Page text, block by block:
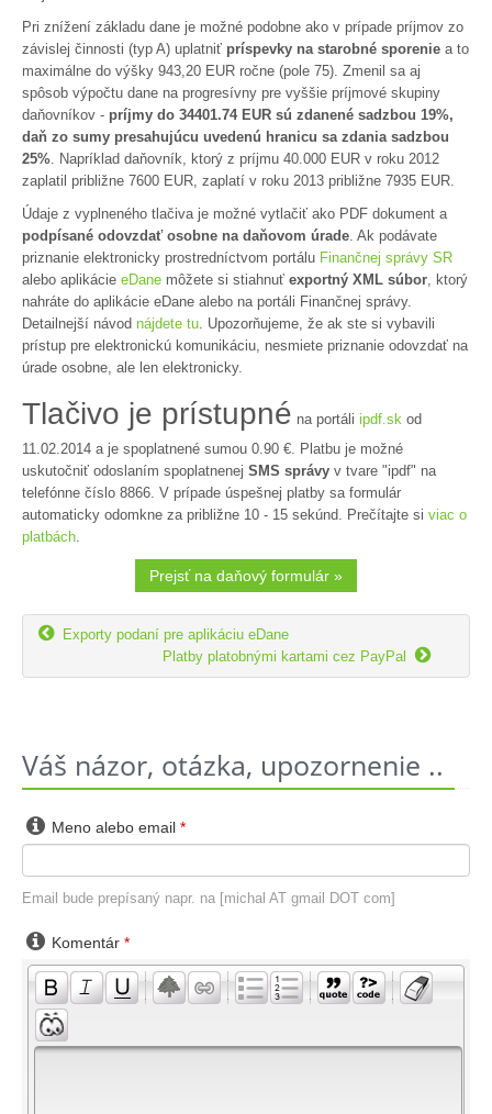
Pri znížení základu dane je možné podobne ako v prípade príjmov zo
závislej činnosti (typ A) uplatniť príspevky na starobné sporenie a to
maximálne do výšky 943,20 EUR ročne (pole 75). Zmenil sa aj
spôsob výpočtu dane na progresívny pre vyššie príjmové skupiny
daňovníkov - príjmy do 34401.74 EUR sú zdanené sadzbou 19%,
daň zo sumy presahujúcu uvedenú hranicu sa zdania sadzbou
25%. Napríklad daňovník, ktorý z príjmu 40.000 EUR v roku 2012
zaplatil približne 7600 EUR, zaplatí v roku 2013 približne 7935 EUR.
Údaje z vyplneného tlačiva je možné vytlačiť ako PDF dokument a
podpísané odovzdať osobne na daňovom úrade. Ak podávate
priznanie elektronicky prostredníctvom portálu Finančnej správy SR
alebo aplikácie eDane môžete si stiahnuť exportný XML súbor, ktorý
nahráte do aplikácie eDane alebo na portáli Finančnej správy.
Detailnejší návod nájdete tu. Upozorňujeme, že ak ste si vybavili
prístup pre elektronickú komunikáciu, nesmiete priznanie odovzdať na
úrade osobne, ale len elektronicky.
Tlačivo je prístupné na portáli ipdf.sk od
11.02.2014 a je spoplatnené sumou 0.90 €. Platbu je možné
uskutočniť odoslaním spoplatnenej SMS správy v tvare "ipdf" na
telefónne číslo 8866. V prípade úspešnej platby sa formulár
automaticky odomkne za približne 10 - 15 sekúnd. Prečítajte si viac o
platbách.
Prejsť na daňový formulár »

Exporty podaní pre aplikáciu eDane
Platby platobnými kartami cez PayPal

Váš názor, otázka, upozornenie ..
 Meno alebo email *
Email bude prepísaný napr. na [michal AT gmail DOT com]
 Komentár *
-
-
-
-
-
-
-
-
-
-
-
-